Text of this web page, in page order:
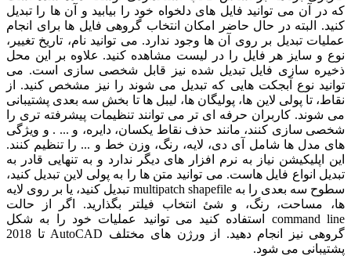
که در آن می توانید فایل های دلخواه خود را بیابید و آن ها را تبدیل
کنید. البته در حال حاضر امکان انتخاب گروهی فایل ها برای انجام
عملیات تبدیل بر روی آن ها وجود ندارد. می توانید نام، تاریخ تغییر،
نوع و سایز هر فایل را در لیست مشاهده کنید. علاوه بر این محل
ذخیره سازی فایل تبدیل شده نیز قابل شخصی سازی است. می
توانید نوع آبجکت هایی که تبدیل می شوند را نیز مشخص کنید. از
نقاط، تا پولی لاین ها، پولیگان ها، لیبل ها تا بخش سه بعدی پشتیبانی
می شوند. کاربران حرفه ای تر می توانند تنظیمات پیشرفته تری را
شخصی سازی کنند، مانند حذف نقاط یکسان، دایره، و ... . و ویژگی
های مدل ها شامل آی دی، لایه، رنگ، وزن خط و ... را تنظیم کنند.
این اپلیکیشن نیاز به نرم افزار های دیگر ندارد و به تنهایی قادر به
تبدیل انواع فایل هاست. می توانید متن ها را به پولی لاین تبدیل کنید،
سطوح سه بعدی را به multipatch shapefile تبدیل کنید، یا بر روی لایه
ها، مساحت، رنگ، و شئ انتخاب فیلتر بگذارید. اگر از حالت
command line استفاده کنید می توانید عملیات خود را به شکل
گروهی نیز انجام دهید. از ورژن های مختلف AutoCAD تا 2018
پشتیبانی می شود.